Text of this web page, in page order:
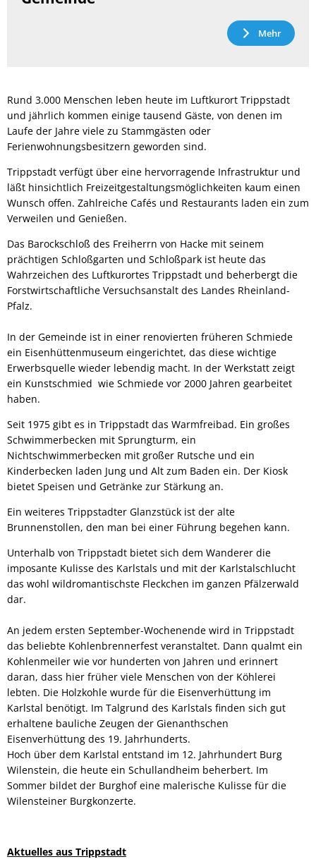
Mehr
Rund 3.000 Menschen leben heute im Luftkurort Trippstadt
und jährlich kommen einige tausend Gäste, von denen im
Laufe der Jahre viele zu Stammgästen oder
Ferienwohnungsbesitzern geworden sind.
Trippstadt verfügt über eine hervorragende Infrastruktur und
läßt hinsichtlich Freizeitgestaltungsmöglichkeiten kaum einen
Wunsch offen. Zahlreiche Cafés und Restaurants laden ein zum
Verweilen und Genießen.
Das Barockschloß des Freiherrn von Hacke mit seinem
prächtigen Schloßgarten und Schloßpark ist heute das
Wahrzeichen des Luftkurortes Trippstadt und beherbergt die
Forstwirtschaftliche Versuchsanstalt des Landes Rheinland-
Pfalz.
In der Gemeinde ist in einer renovierten früheren Schmiede
ein Eisenhüttenmuseum eingerichtet, das diese wichtige
Erwerbsquelle wieder lebendig macht. In der Werkstatt zeigt
ein Kunstschmied wie Schmiede vor 2000 Jahren gearbeitet
haben.
Seit 1975 gibt es in Trippstadt das Warmfreibad. Ein großes
Schwimmerbecken mit Sprungturm, ein
Nichtschwimmerbecken mit großer Rutsche und ein
Kinderbecken laden Jung und Alt zum Baden ein. Der Kiosk
bietet Speisen und Getränke zur Stärkung an.
Ein weiteres Trippstadter Glanzstück ist der alte
Brunnenstollen, den man bei einer Führung begehen kann.
Unterhalb von Trippstadt bietet sich dem Wanderer die
imposante Kulisse des Karlstals und mit der Karlstalschlucht
das wohl wildromantischste Fleckchen im ganzen Pfälzerwald
dar.
An jedem ersten September-Wochenende wird in Trippstadt
das beliebte Kohlenbrennerfest veranstaltet. Dann qualmt ein
Kohlenmeiler wie vor hunderten von Jahren und erinnert
daran, dass hier früher viele Menschen von der Köhlerei
lebten. Die Holzkohle wurde für die Eisenverhüttung im
Karlstal benötigt. Im Talgrund des Karlstals finden sich gut
erhaltene bauliche Zeugen der Gienanthschen
Eisenverhüttung des 19. Jahrhunderts.
Hoch über dem Karlstal entstand im 12. Jahrhundert Burg
Wilenstein, die heute ein Schullandheim beherbert. Im
Sommer bildet der Burghof eine malerische Kulisse für die
Wilensteiner Burgkonzerte.
Aktuelles aus Trippstadt